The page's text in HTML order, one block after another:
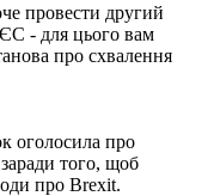
провести другий
- для цього вам
про схвалення
оголосила про
заради того, щоб
про Brexit.